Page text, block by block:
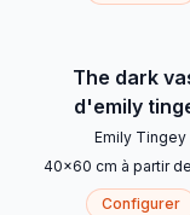
The dark
d'emily
Emily Tingey
40x60 cm à partir de
Configurer